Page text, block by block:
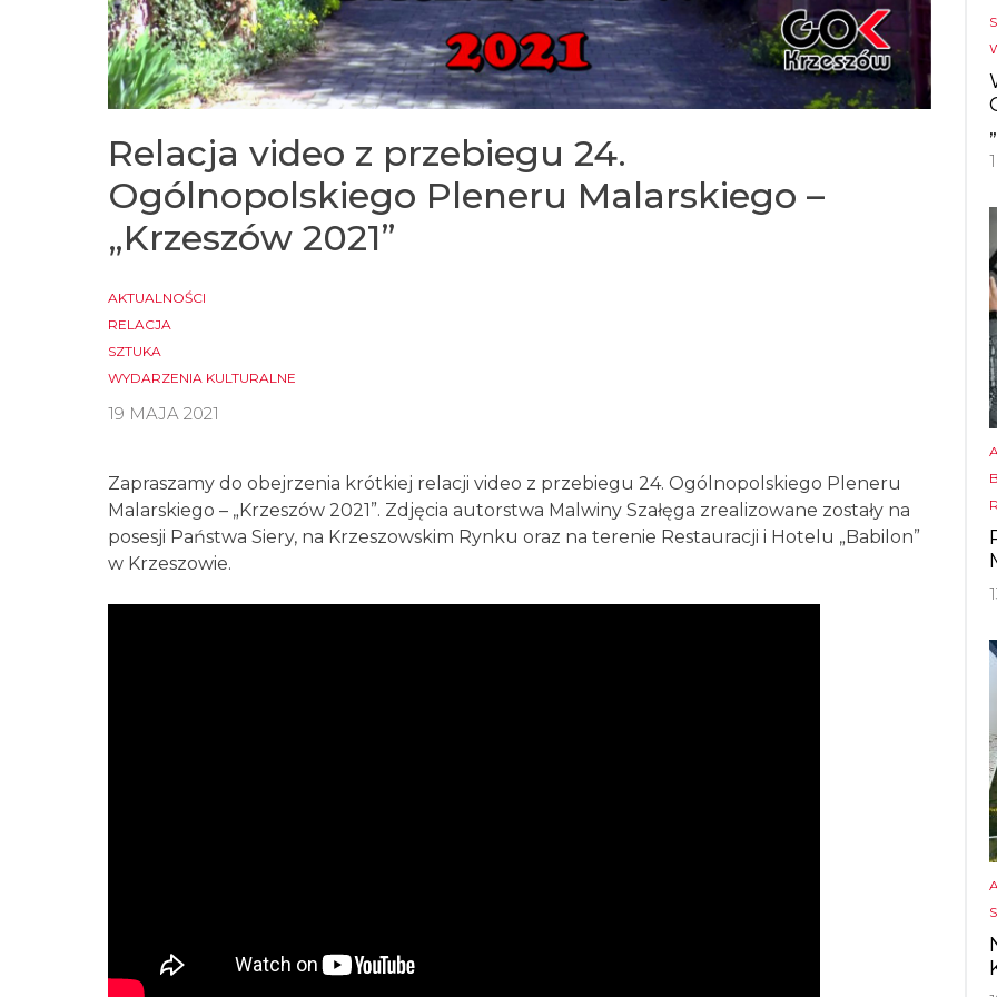
Relacja video z przebiegu 24.
Ogólnopolskiego Pleneru Malarskiego –
„Krzeszów 2021”
AKTUALNOŚCI
RELACJA
SZTUKA
WYDARZENIA KULTURALNE
19 MAJA 2021
Zapraszamy do obejrzenia krótkiej relacji video z przebiegu 24. Ogólnopolskiego Pleneru
Malarskiego – „Krzeszów 2021”. Zdjęcia autorstwa Malwiny Szałęga zrealizowane zostały na
posesji Państwa Siery, na Krzeszowskim Rynku oraz na terenie Restauracji i Hotelu „Babilon”
w Krzeszowie.